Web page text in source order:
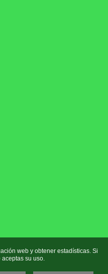
web y obtener estadísticas. Si
su uso.